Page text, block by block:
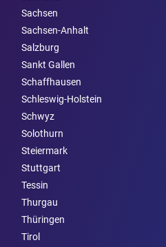
Sachsen
Sachsen-Anhalt
Salzburg
Sankt Gallen
Schaffhausen
Schleswig-Holstein
Schwyz
Solothurn
Steier­mark
Stuttgart
Tessin
Thurgau
Thüringen
Tirol